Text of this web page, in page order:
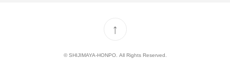
↑
© SHIJIMAYA-HONPO. All Rights Reserved.